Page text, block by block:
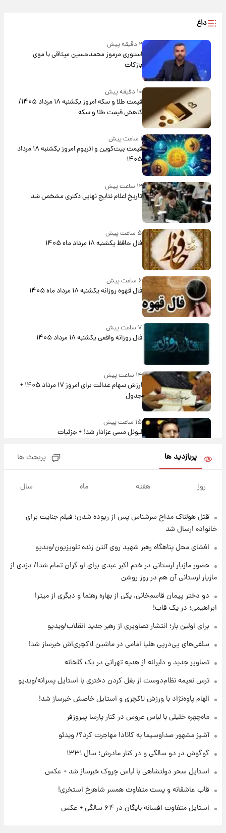
داغ
۲ دقیقه پیش
استوری مرموز محمدحسین میثاقی با موی
بازکات
۱۰ دقیقه پیش
قیمت طلا و سکه امروز یکشنبه ۱۸ مرداد ۱۴۰۵/
کاهش قیمت طلا و سکه
۱ ساعت پیش
قیمت بیت‌کوین و اتریوم امروز یکشنبه ۱۸ مرداد
۱۴۰۵
۱۲ ساعت پیش
تاریخ اعلام نتایج نهایی دکتری مشخص شد
۵ ساعت پیش
فال حافظ یکشنبه ۱۸ مرداد ماه ۱۴۰۵
۶ ساعت پیش
فال قهوه روزانه یکشنبه ۱۸ مرداد ماه ۱۴۰۵
۷ ساعت پیش
فال روزانه واقعی یکشنبه ۱۸ مرداد ۱۴۰۵
۱۴ ساعت پیش
ارزش سهام عدالت برای امروز ۱۷ مرداد ۱۴۰۵ +
جدول
۱۵ ساعت پیش
لیونل مسی عزادار شد! + جزئیات
جهانی در آمریکا + فیلم
۱۸ ساعت پیش
۱۹ ساعت پیش
تصاویر عمامه بستن به شیوه خاتمی/ویدیو
افشای محل پناهگاه‌ رهبر شهید روی آنتن زنده
تلویزیون/ویدیو
۲۲ ساعت پیش
ثریا اسفندیاری بعد از طلاق و در دیدار با گروه
بیتلز
ادعای جنجالی درباره اینفانتینو؛ اتهام پرداخت
پربازدید ها پربحث ها
روز هفته ماه سال
قتل هولناک مداح سرشناس پس از ربوده شدن؛ فیلم جنایت برای
خانواده ارسال شد
افشای محل پناهگاه‌ رهبر شهید روی آنتن زنده تلویزیون/ویدیو
حضور مازیار لرستانی در ختم اکبر عبدی برای او گران تمام شد!/ دزدی از
مازیار لرستانی آن هم در روز روشن
دو دختر پیمان قاسم‌خانی، یکی از بهاره رهنما و دیگری از میترا
ابراهیمی؛ در یک قاب!
برای اولین بار؛ انتشار تصاویری از رهبر جدید انقلاب/ویدیو
سلفی‌های پی‌درپی هلیا امامی در ماشین لاکچری‌اش خبرساز شد!
تصاویر جدید و دلبرانه از هدیه تهرانی در یک گلخانه
ترس نعیمه نظام‌دوست از بغل کردن دختری با استایل پسرانه/ویدیو
الهام پاوه‌نژاد با ورزش لاکچری و استایل خاصش خبرساز شد!
ماه‌چهره خلیلی با لباس عروس در کنار پارسا پیروزفر
آشپز مشهور صداوسیما به کانادا مهاجرت کرد؟/ ویدئو
گوگوش در دو سالگی و در کنار مادرش؛ سال ۱۳۳۱
استایل سحر دولتشاهی با لباس چروک خبرساز شد + عکس
قاب عاشقانه و پست متفاوت همسر شاهرخ استخری!
استایل متفاوت افسانه بایگان در ۶۴ سالگی + عکس